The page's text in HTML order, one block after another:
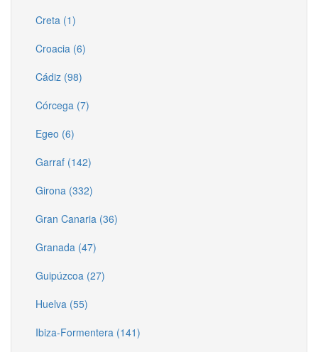
Creta (1)
Croacia (6)
Cádiz (98)
Córcega (7)
Egeo (6)
Garraf (142)
Girona (332)
Gran Canaria (36)
Granada (47)
Guipúzcoa (27)
Huelva (55)
Ibiza-Formentera (141)